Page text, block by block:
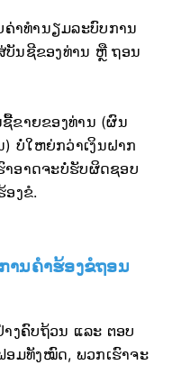
າທຳນຽມລະບົບການ
ບັນຊີຂອງທ່ານ ຫຼື ຖອນ
ຊື້ຂາຍຂອງທ່ານ (ຜົນ
ບໍ່ໃຫຍ່ກວ່າເງິນຝາກ
າອາດຈະບໍ່ຮັບຜິດຊອບ
ອງຂໍ.
ານຄຳຮ້ອງຂໍຖອນ
ງຄົບຖ້ວນ ແລະ ຕອບ
ມທັງໝົດ, ພວກເຮົາຈະ